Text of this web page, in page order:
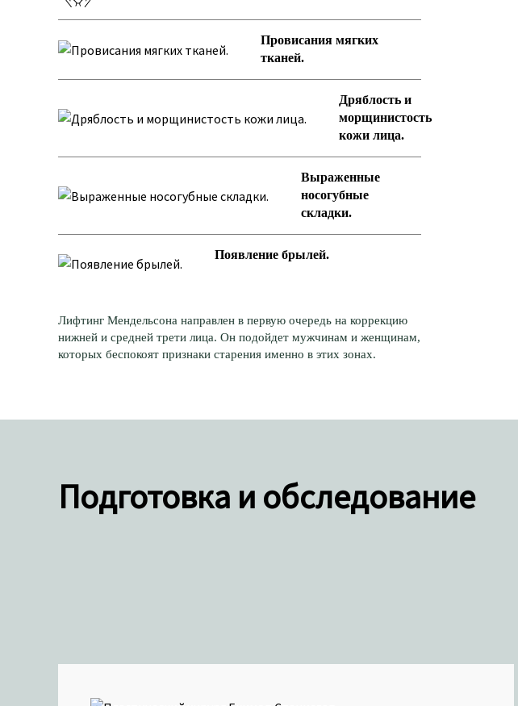
Провисания мягких
тканей.
Дряблость и
морщинистость
кожи лица.
Выраженные
носогубные
складки.
Появление брылей.
Лифтинг Мендельсона направлен в первую очередь на коррекцию
нижней и средней трети лица. Он подойдет мужчинам и женщинам,
которых беспокоят признаки старения именно в этих зонах.
Подготовка и обследование